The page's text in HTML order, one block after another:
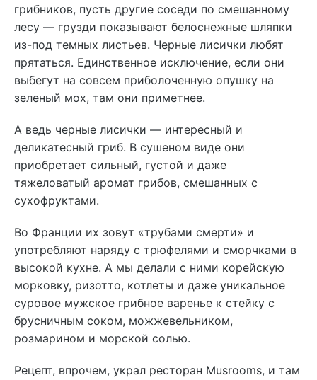
грибников, пусть другие соседи по смешанному
лесу — грузди показывают белоснежные шляпки
из-под темных листьев. Черные лисички любят
прятаться. Единственное исключение, если они
выбегут на совсем приболоченную опушку на
зеленый мох, там они приметнее.
А ведь черные лисички — интересный и
деликатесный гриб. В сушеном виде они
приобретает сильный, густой и даже
тяжеловатый аромат грибов, смешанных с
сухофруктами.
Во Франции их зовут «трубами смерти» и
употребляют наряду с трюфелями и сморчками в
высокой кухне. А мы делали с ними корейскую
морковку, ризотто, котлеты и даже уникальное
суровое мужское грибное варенье к стейку с
брусничным соком, можжевельником,
розмарином и морской солью.
Рецепт, впрочем, украл ресторан Musrooms, и там